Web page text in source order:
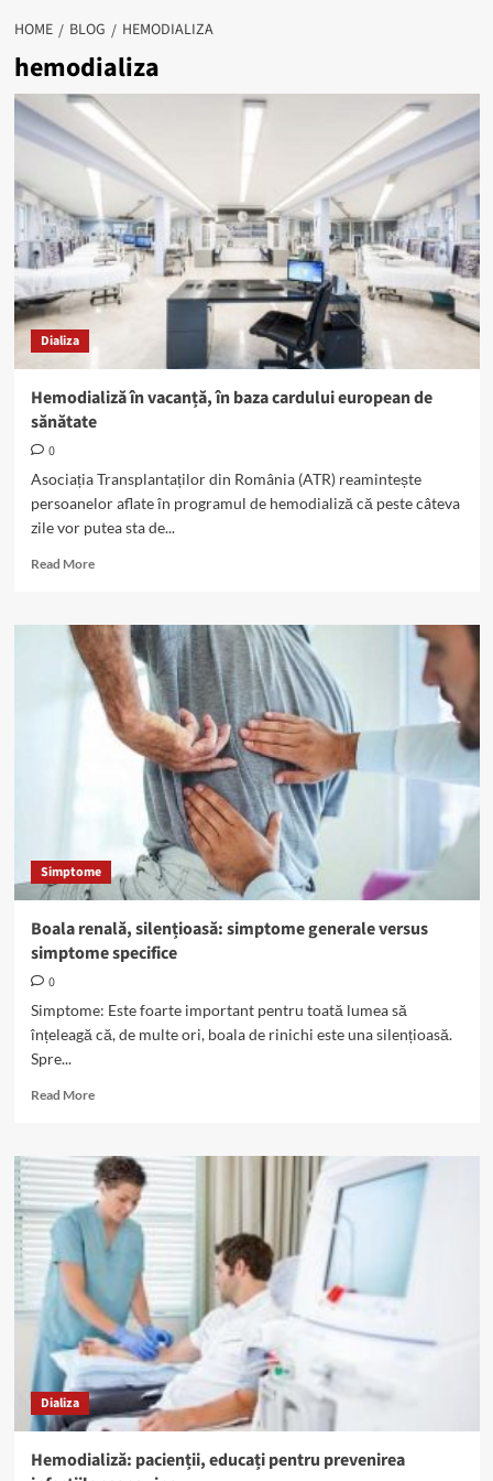
HOME BLOG HEMODIALIZA
hemodializa
Dializa
Hemodializă în vacanță, în baza cardului european de
sănătate
0
Asociația Transplantaților din România (ATR) reamintește
persoanelor aflate în programul de hemodializă că peste câteva
zile vor putea sta de...
Read MoreRead
Hemodializă
vacanță,
în
baza
cardului
european
sănătate
Simptome
Boala renală, silențioasă: simptome generale versus
simptome specifice
0
Simptome: Este foarte important pentru toată lumea să
înțeleagă că, de multe ori, boala de rinichi este una silențioasă.
Spre...
Read MoreRead
Boala
renală,
silențioasă:
simptome
generale
versus
simptome
specifice
Dializa
Hemodializă: pacienții, educați pentru prevenirea